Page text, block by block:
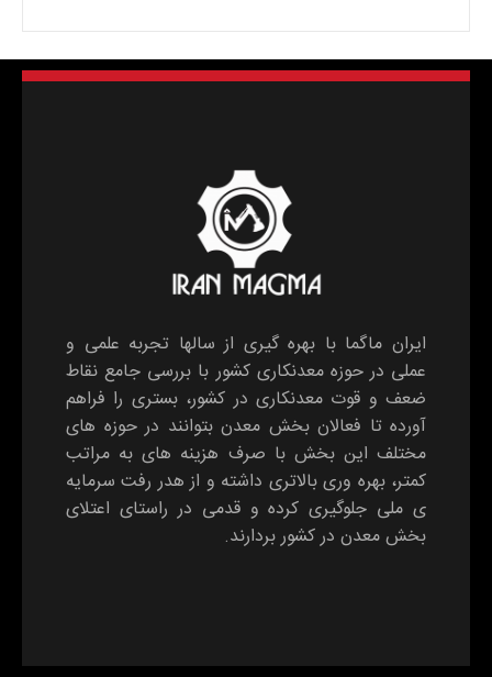
ایران ماگما با بهره گیری از سالها تجربه علمی و
عملی در حوزه معدنکاری کشور با بررسی جامع نقاط
ضعف و قوت معدنکاری در کشور، بستری را فراهم
آورده تا فعالان بخش معدن بتوانند در حوزه های
مختلف این بخش با صرف هزینه های به مراتب
کمتر، بهره وری بالاتری داشته و از هدر رفت سرمایه
ی ملی جلوگیری کرده و قدمی در راستای اعتلای
بخش معدن در کشور بردارند.